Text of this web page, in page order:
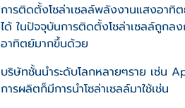
การติดตั้งโซล่าเซลล์พลังงานแสงอาทิ
ได้ ในปัจจุบันการติดตั้งโซล่าเซลล์ถูกล
อาทิตย์มากขึ้นด้วย
บริษัทชั้นนำระดับโลกหลายๆราย เช่น
การผลิตก็มีการนำโซล่าเซลล์มาใช้เช่น